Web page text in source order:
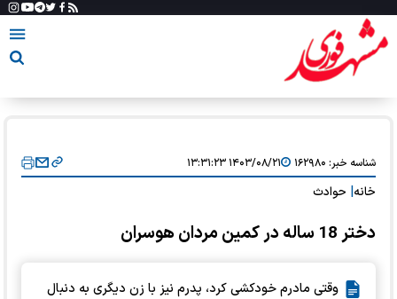
شناسه خبر: ۱۶۲۹۸۰ ۱۴۰۳/۰۸/۲۱ ۱۳:۳۱:۲۳
خانه حوادث
دختر 18 ساله در کمین مردان هوسران
وقتی مادرم خودکشی کرد، پدرم نیز با زن دیگری به دنبال